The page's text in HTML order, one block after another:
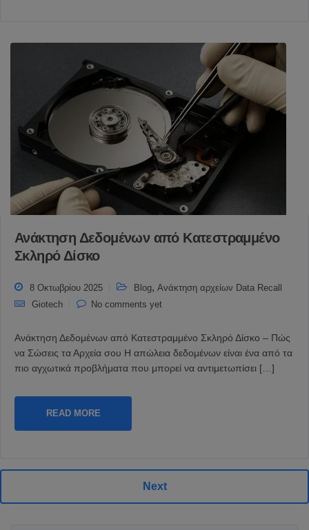
Ανάκτηση Δεδομένων από Κατεστραμμένο
Σκληρό Δίσκο
8 Οκτωβρίου 2025 Blog, Ανάκτηση αρχείων Data Recall
Giotech
No comments yet
Ανάκτηση Δεδομένων από Κατεστραμμένο Σκληρό Δίσκο – Πώς
να Σώσεις τα Αρχεία σου Η απώλεια δεδομένων είναι ένα από τα
πιο αγχωτικά προβλήματα που μπορεί να αντιμετωπίσει […]
READ MORE
Next